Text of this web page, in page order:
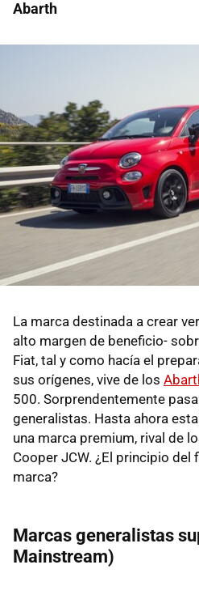
Abarth
La marca destinada a crear
alto margen de beneficio-
Fiat, tal y como hacía el
sus orígenes, vive de los
500. Sorprendentemente
generalistas. Hasta ahora
una marca premium, rival de
Cooper JCW. ¿El principio del
marca?
Marcas generalistas
Mainstream)